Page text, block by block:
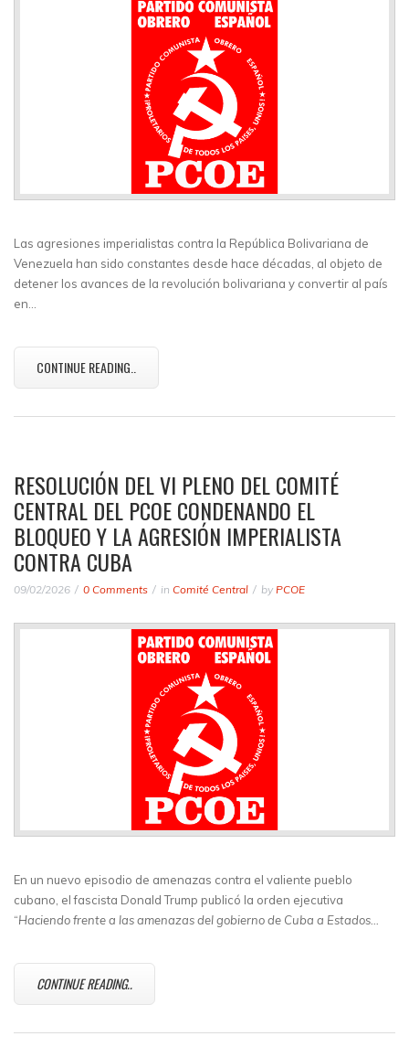
Las agresiones imperialistas contra la República Bolivariana de
Venezuela han sido constantes desde hace décadas, al objeto de
detener los avances de la revolución bolivariana y convertir al país
en…
CONTINUE READING..
RESOLUCIÓN DEL VI PLENO DEL COMITÉ
CENTRAL DEL PCOE CONDENANDO EL
BLOQUEO Y LA AGRESIÓN IMPERIALISTA
CONTRA CUBA
09/02/2026 0 Comments in Comité Central by PCOE
En un nuevo episodio de amenazas contra el valiente pueblo
cubano, el fascista Donald Trump publicó la orden ejecutiva
“Haciendo frente a las amenazas del gobierno de Cuba a Estados…
CONTINUE READING..